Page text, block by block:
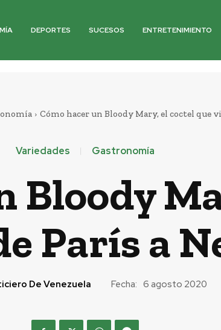
DEPORTES SUCESOS ENTRETENIMIENTO
Cómo hacer un Bloody Mary, el coctel que
Variedades Gastronomía
Bloody
París a
De Venezuela Fecha: 6 agosto 2020